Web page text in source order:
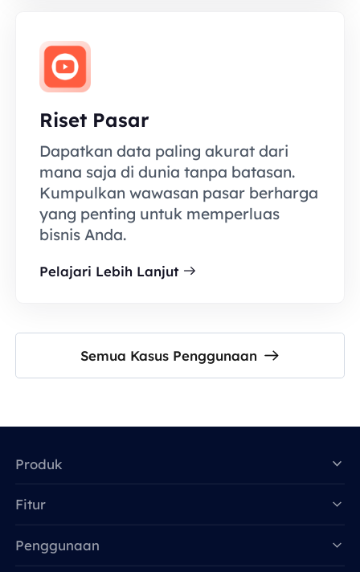
Riset Pasar
Dapatkan data paling akurat dari
mana saja di dunia tanpa batasan.
Kumpulkan wawasan pasar berharga
yang penting untuk memperluas
bisnis Anda.
Pelajari Lebih Lanjut
Semua Kasus Penggunaan
Produk
Fitur
Penggunaan